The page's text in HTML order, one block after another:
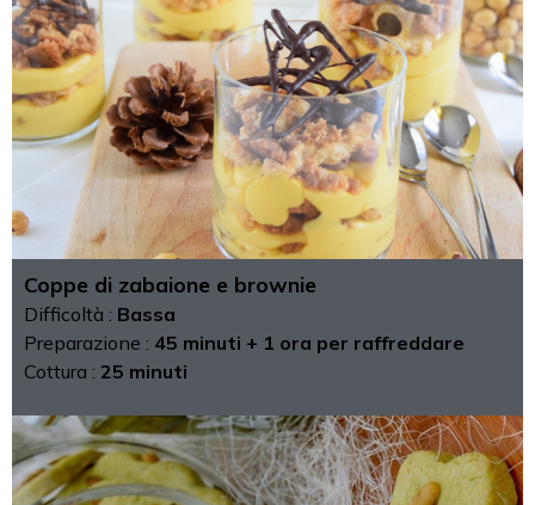
Coppe di zabaione e brownie
Difficoltà : Bassa
Preparazione : 45 minuti + 1 ora per raffreddare
Cottura : 25 minuti